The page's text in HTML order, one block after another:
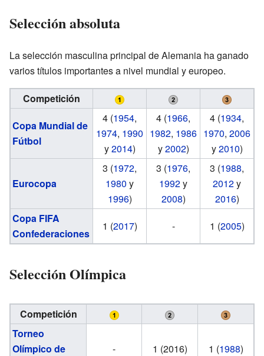
Selección absoluta
La selección masculina principal de Alemania ha ganado
varios títulos importantes a nivel mundial y europeo.
Competición
Copa Mundial de
Fútbol
4 (1954,
1974, 1990
y2014)
4 (1966,
1982, 1986
y2002)
4 (1934,
1970, 2006
y2010)
Eurocopa
3 (1972,
1980 y
1996)
3 (1976,
1992y
2008)
3 (1988,
2012y
2016)
Copa FIFA
Confederaciones
1 (2017) - 1 (2005)
Selección Olímpica
Competición
Torneo
Olímpico de
- 1 (2016) 1 (1988)